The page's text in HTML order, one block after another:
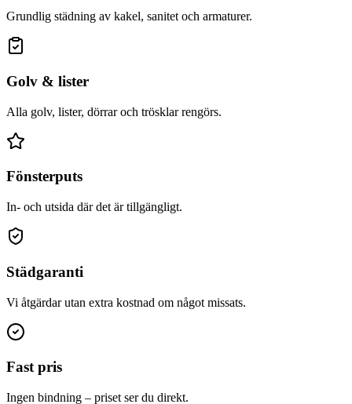
Grundlig städning av kakel, sanitet och armaturer.
Golv & lister
Alla golv, lister, dörrar och trösklar rengörs.
Fönsterputs
In- och utsida där det är tillgängligt.
Städgaranti
Vi åtgärdar utan extra kostnad om något missats.
Fast pris
Ingen bindning – priset ser du direkt.